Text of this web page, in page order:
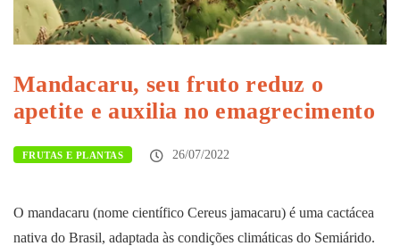
Mandacaru, seu fruto reduz o
apetite e auxilia no emagrecimento
FRUTAS E PLANTAS 26/07/2022
O mandacaru (nome científico Cereus jamacaru) é uma cactácea
nativa do Brasil, adaptada às condições climáticas do Semiárido.